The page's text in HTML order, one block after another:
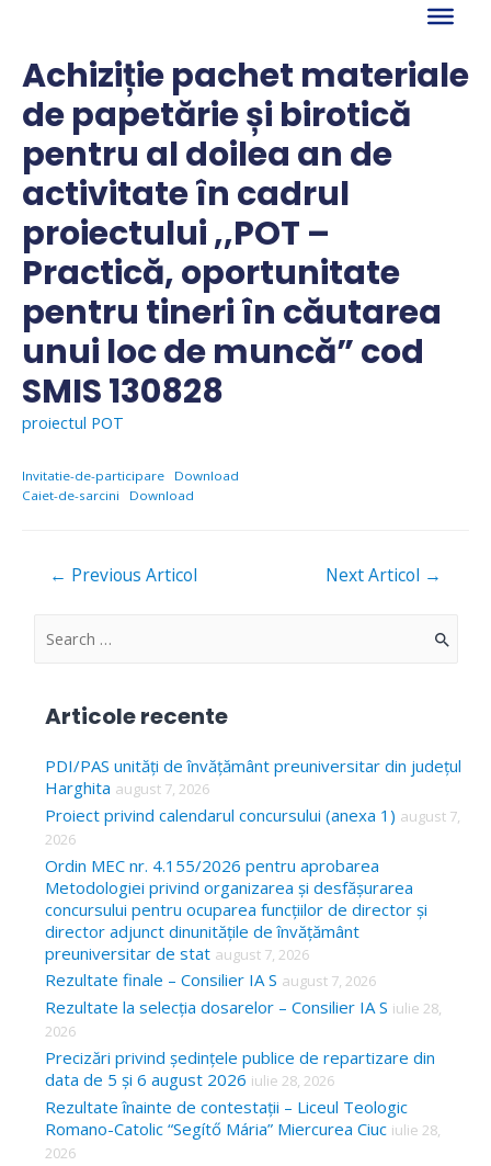
contentAchiziție pachet materiale
de papetărie și birotică
pentru al doilea an de
activitate în cadrul
proiectului ,,POT –
Practică, oportunitate
pentru tineri în căutarea
unui loc de muncă” cod
SMIS 130828
proiectul POT
Invitatie-de-participare
Download
Caiet-de-sarcini
Download
Navigare
← Previous Articol Next Articol →
S
c
h
f
o
r
Articole recente
PDI/PAS unități de învățământ preuniversitar din județul
Harghita august 7, 2026
Proiect privind calendarul concursului (anexa 1) august 7,
2026
Ordin MEC nr. 4.155/2026 pentru aprobarea
Metodologiei privind organizarea și desfășurarea
concursului pentru ocuparea funcțiilor de director și
director adjunct dinunitățile de învățământ
preuniversitar de stat august 7, 2026
Rezultate finale – Consilier IA S august 7, 2026
Rezultate la selecția dosarelor – Consilier IA S iulie 28,
2026
Precizări privind ședințele publice de repartizare din
data de 5 și 6 august 2026 iulie 28, 2026
Rezultate înainte de contestații – Liceul Teologic
Romano-Catolic “Segítő Mária” Miercurea Ciuc iulie 28,
2026